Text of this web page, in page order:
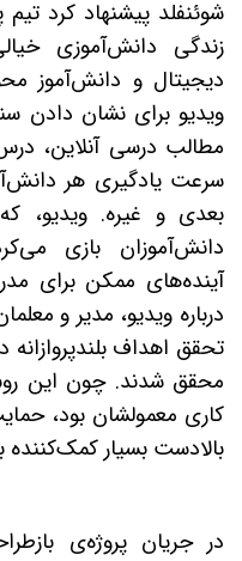
شوئنفلد پیشنهاد کرد تیم
زندگی دانش‌آموزی
دیجیتال و دانش‌آموز
ویدیو برای نشان دادن
مطالب درسی آنلاین،
سرعت یادگیری هر
بعدی و غیره. ویدیو،
دانش‌آموزان بازی
آینده‌های ممکن برای
درباره ویدیو، مدیر و
تحقق اهداف
محقق شدند. چون این
کاری معمولشان بود،
بالادست بسیار کمک‌کننده
در جریان پروژه‌ی